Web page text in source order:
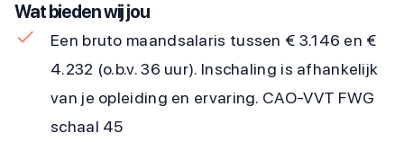
Wat bieden wij jou
Een bruto maandsalaris tussen € 3.146 en €
4.232 (o.b.v. 36 uur). Inschaling is afhankelijk
van je opleiding en ervaring. CAO-VVT FWG
schaal 45